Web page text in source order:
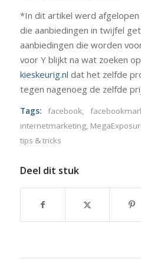
*In dit artikel werd
die aanbiedingen in twijfel
aanbiedingen die worden
voor Y blijkt na wat zoeken
kieskeurig.nl dat het zelfde
tegen nagenoeg de zelfde
Tags: facebook,
internetmarketing,
tips & tricks
Deel dit stuk